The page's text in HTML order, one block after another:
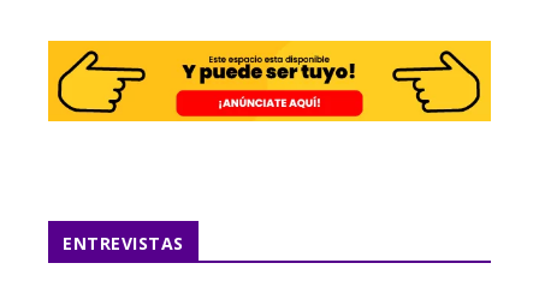
ENTREVISTAS